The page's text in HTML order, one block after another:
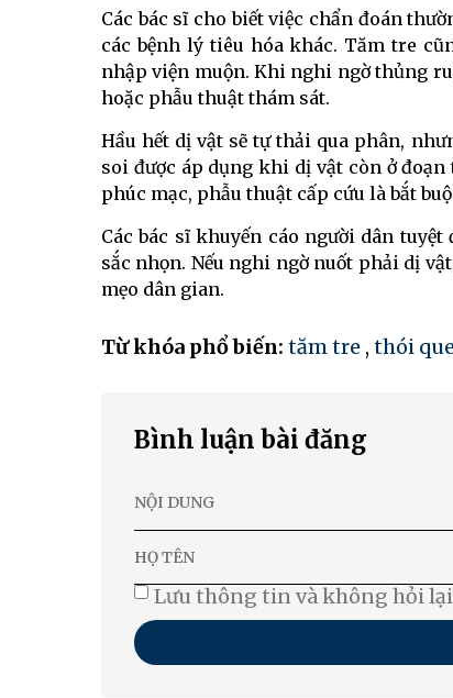
Các bác sĩ cho biết việc chẩn đoán
các bệnh lý tiêu hóa khác. Tăm tre
nhập viện muộn. Khi nghi ngờ thủng
hoặc phẫu thuật thám sát.
Hầu hết dị vật sẽ tự thải qua phân,
soi được áp dụng khi dị vật còn ở
phúc mạc, phẫu thuật cấp cứu là bắt
Các bác sĩ khuyến cáo người dân
sắc nhọn. Nếu nghi ngờ nuốt phải dị
mẹo dân gian.
Từ khóa phổ biến: tăm tre , thói
Bình luận bài đăng
Lưu thông tin và không hỏi